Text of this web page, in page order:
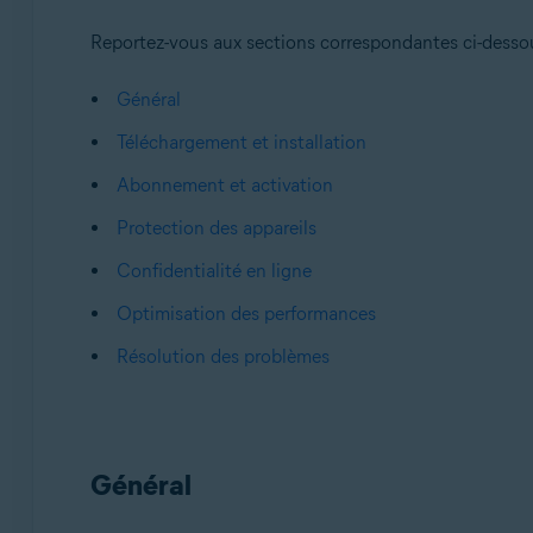
Reportez-vous aux sections correspondantes ci-
Général
Téléchargement et installation
Abonnement et activation
Protection des appareils
Confidentialité en ligne
Optimisation des performances
Résolution des problèmes
Général